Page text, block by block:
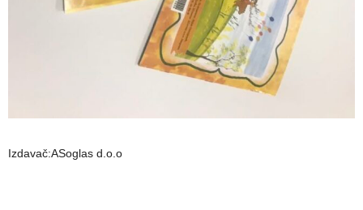
Izdavač:ASoglas d.o.o